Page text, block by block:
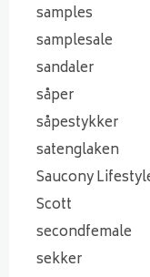
samples
samplesale
sandaler
såper
såpestykker
satenglaken
Saucony
Scott
secondfemale
sekker